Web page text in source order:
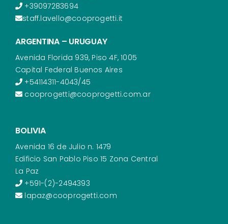
+39097283694
staff.lavello@cooprogetti.it
ARGENTINA – URUGUAY
Avenida Florida 939, Piso 4F, 1005
Capital Federal Buenos Aires
+54114311-4043/45
cooprogetti@cooprogetti.com.ar
BOLIVIA
Avenida 16 de Julio n. 1479
Edificio San Pablo Piso 15 Zona Central
La Paz
+591-(2)-2494393
lapaz@cooprogetti.com